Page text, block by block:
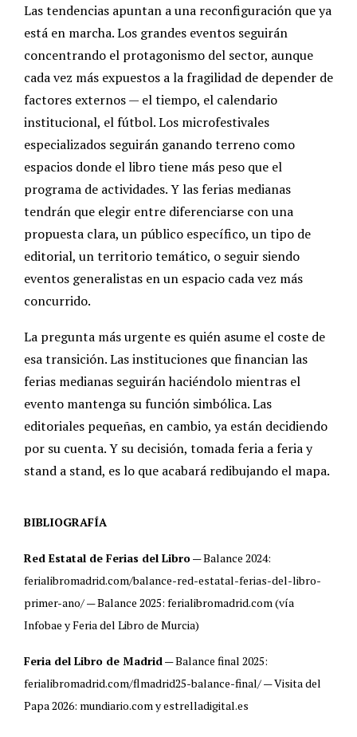
Las tendencias apuntan a una reconfiguración que ya
está en marcha. Los grandes eventos seguirán
concentrando el protagonismo del sector, aunque
cada vez más expuestos a la fragilidad de depender de
factores externos — el tiempo, el calendario
institucional, el fútbol. Los microfestivales
especializados seguirán ganando terreno como
espacios donde el libro tiene más peso que el
programa de actividades. Y las ferias medianas
tendrán que elegir entre diferenciarse con una
propuesta clara, un público específico, un tipo de
editorial, un territorio temático, o seguir siendo
eventos generalistas en un espacio cada vez más
concurrido.
La pregunta más urgente es quién asume el coste de
esa transición. Las instituciones que financian las
ferias medianas seguirán haciéndolo mientras el
evento mantenga su función simbólica. Las
editoriales pequeñas, en cambio, ya están decidiendo
por su cuenta. Y su decisión, tomada feria a feria y
stand a stand, es lo que acabará redibujando el mapa.
BIBLIOGRAFÍA
Red Estatal de Ferias del Libro— Balance 2024:
ferialibromadrid.com/balance-red-estatal-ferias-del-libro-
primer-ano/ — Balance 2025: ferialibromadrid.com (vía
Infobae y Feria del Libro de Murcia)
Feria del Libro de Madrid — Balance final 2025:
ferialibromadrid.com/flmadrid25-balance-final/ — Visita del
Papa 2026: mundiario.com y estrelladigital.es